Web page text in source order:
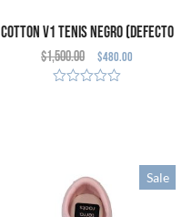
Cotton V1 Tenis Negro (Defecto
Cosmético)
$1,500.00 $480.00
Sale